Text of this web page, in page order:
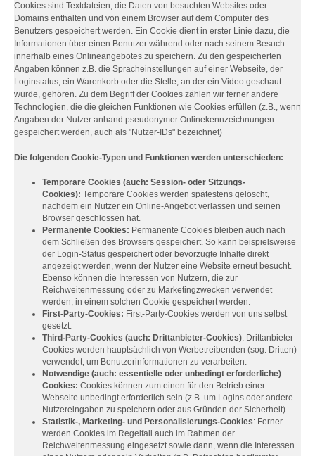
Cookies sind Textdateien, die Daten von besuchten Websites oder
Domains enthalten und von einem Browser auf dem Computer des
Benutzers gespeichert werden. Ein Cookie dient in erster Linie dazu, die
Informationen über einen Benutzer während oder nach seinem Besuch
innerhalb eines Onlineangebotes zu speichern. Zu den gespeicherten
Angaben können z.B. die Spracheinstellungen auf einer Webseite, der
Loginstatus, ein Warenkorb oder die Stelle, an der ein Video geschaut
wurde, gehören. Zu dem Begriff der Cookies zählen wir ferner andere
Technologien, die die gleichen Funktionen wie Cookies erfüllen (z.B., wenn
Angaben der Nutzer anhand pseudonymer Onlinekennzeichnungen
gespeichert werden, auch als "Nutzer-IDs" bezeichnet)
Die folgenden Cookie-Typen und Funktionen werden unterschieden:
Temporäre Cookies (auch: Session- oder Sitzungs-
Cookies): Temporäre Cookies werden spätestens gelöscht,
nachdem ein Nutzer ein Online-Angebot verlassen und seinen
Browser geschlossen hat.
Permanente Cookies: Permanente Cookies bleiben auch nach
dem Schließen des Browsers gespeichert. So kann beispielsweise
der Login-Status gespeichert oder bevorzugte Inhalte direkt
angezeigt werden, wenn der Nutzer eine Website erneut besucht.
Ebenso können die Interessen von Nutzern, die zur
Reichweitenmessung oder zu Marketingzwecken verwendet
werden, in einem solchen Cookie gespeichert werden.
First-Party-Cookies: First-Party-Cookies werden von uns selbst
gesetzt.
Third-Party-Cookies (auch: Drittanbieter-Cookies): Drittanbieter-
Cookies werden hauptsächlich von Werbetreibenden (sog. Dritten)
verwendet, um Benutzerinformationen zu verarbeiten.
Notwendige (auch: essentielle oder unbedingt erforderliche)
Cookies: Cookies können zum einen für den Betrieb einer
Webseite unbedingt erforderlich sein (z.B. um Logins oder andere
Nutzereingaben zu speichern oder aus Gründen der Sicherheit).
Statistik-, Marketing- und Personalisierungs-Cookies: Ferner
werden Cookies im Regelfall auch im Rahmen der
Reichweitenmessung eingesetzt sowie dann, wenn die Interessen